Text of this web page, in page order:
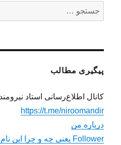
برای:
پیگیری مطالب
کانال اطلاع‌رسانی استاد
https://t.me/niroomandir
درباره من
Follower یعنی چه و چرا این نام؟